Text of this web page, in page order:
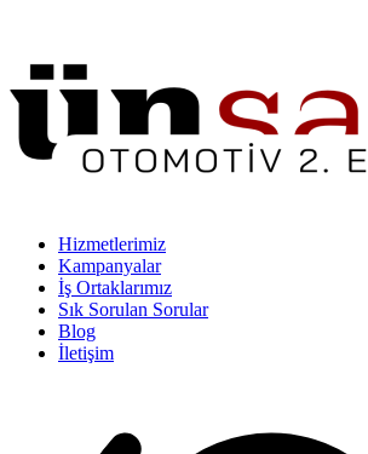
Hizmetlerimiz
Kampanyalar
İş Ortaklarımız
Sık Sorulan Sorular
Blog
İletişim